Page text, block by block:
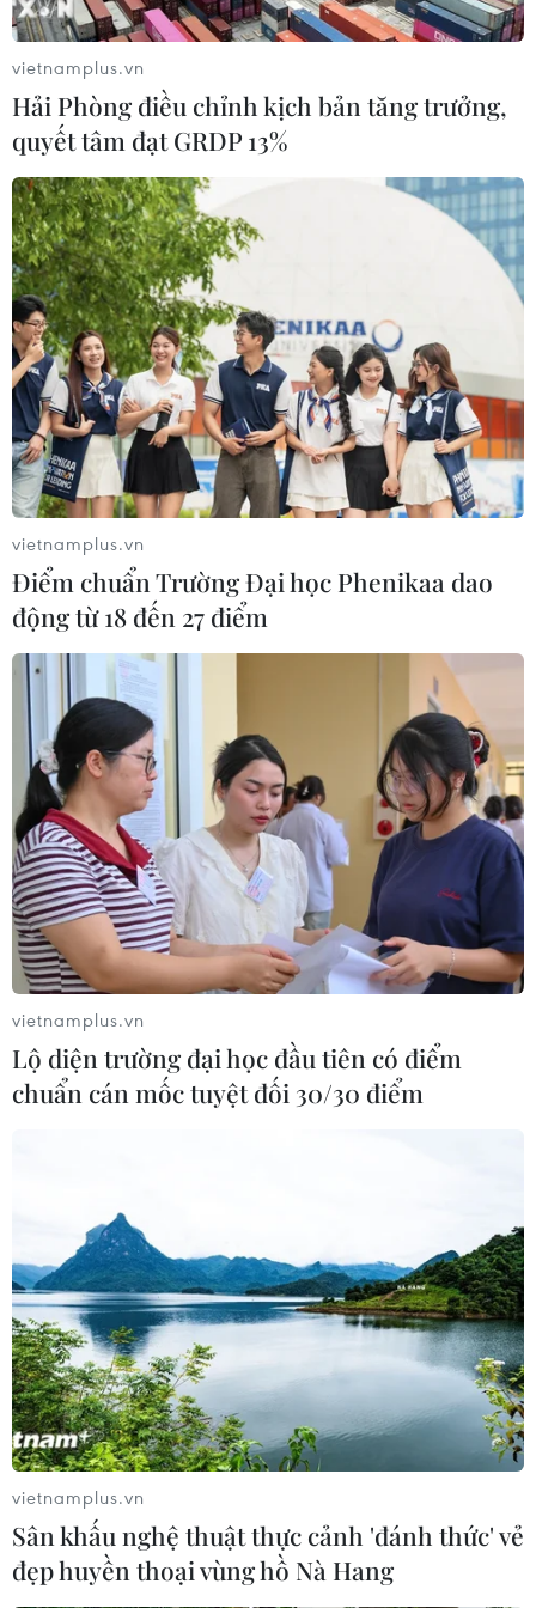
Giá vàng SJC lên ngưỡng 71,3 triệu đồng, tỷ
giá trung tâm giảm tới 30 đồng
22/11/2023 02:17
Giá vàng trong nước cùng đi lên phiên sáng 22/11, trong
đó thương hiệu SJC cộng thêm 150.000 đồng mỗi
lượng, còn vàng Rồng Thăng Long của Công ty Bảo Tín
Minh Châu cũng tăng 180.000 đồng.
vietnamplus.vn
Hải Phòng điều chỉnh kịch bản tăng trưởng,
quyết tâm đạt GRDP 13%
vietnamplus.vn
Điểm chuẩn Trường Đại học Phenikaa dao
động từ 18 đến 27 điểm
vietnamplus.vn
Lộ diện trường đại học đầu tiên có điểm
chuẩn cán mốc tuyệt đối 30/30 điểm
vietnamplus.vn
Sân khấu nghệ thuật thực cảnh 'đánh thức' vẻ
đẹp huyền thoại vùng hồ Nà Hang